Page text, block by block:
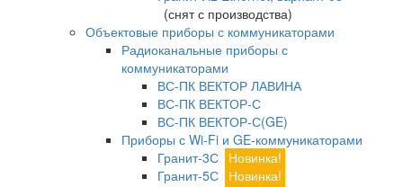
(снят с производства)
Объектовые приборы с коммуникаторами
Радиоканальные приборы с
коммуникаторами
ВС-ПК ВЕКТОР ЛАВИНА
ВС-ПК ВЕКТОР-С
ВС-ПК ВЕКТОР-С(GE)
Приборы с Wi-Fi и GE-коммуникаторами
Гранит-3С Новинка!
Гранит-5С Новинка!